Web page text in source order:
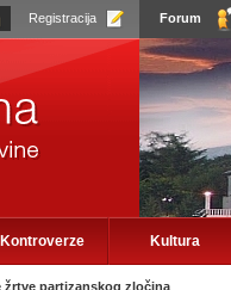
Registracija Forum
Kontroverze Kultura
žrtve partizanskog zločina